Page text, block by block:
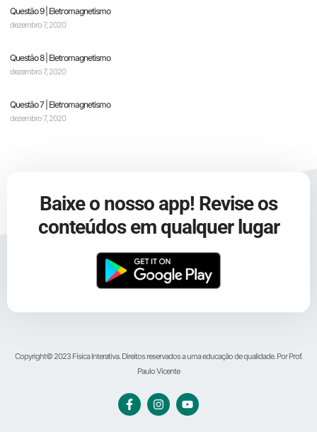
Questão 9 | Eletromagnetismo
dezembro 7, 2020
Questão 8 | Eletromagnetismo
dezembro 7, 2020
Questão 7 | Eletromagnetismo
dezembro 7, 2020
Baixe o nosso app! Revise os
conteúdos em qualquer lugar
Copyright© 2023 Física Interativa. Direitos reservados a uma educação de qualidade. Por Prof.
Paulo Vicente